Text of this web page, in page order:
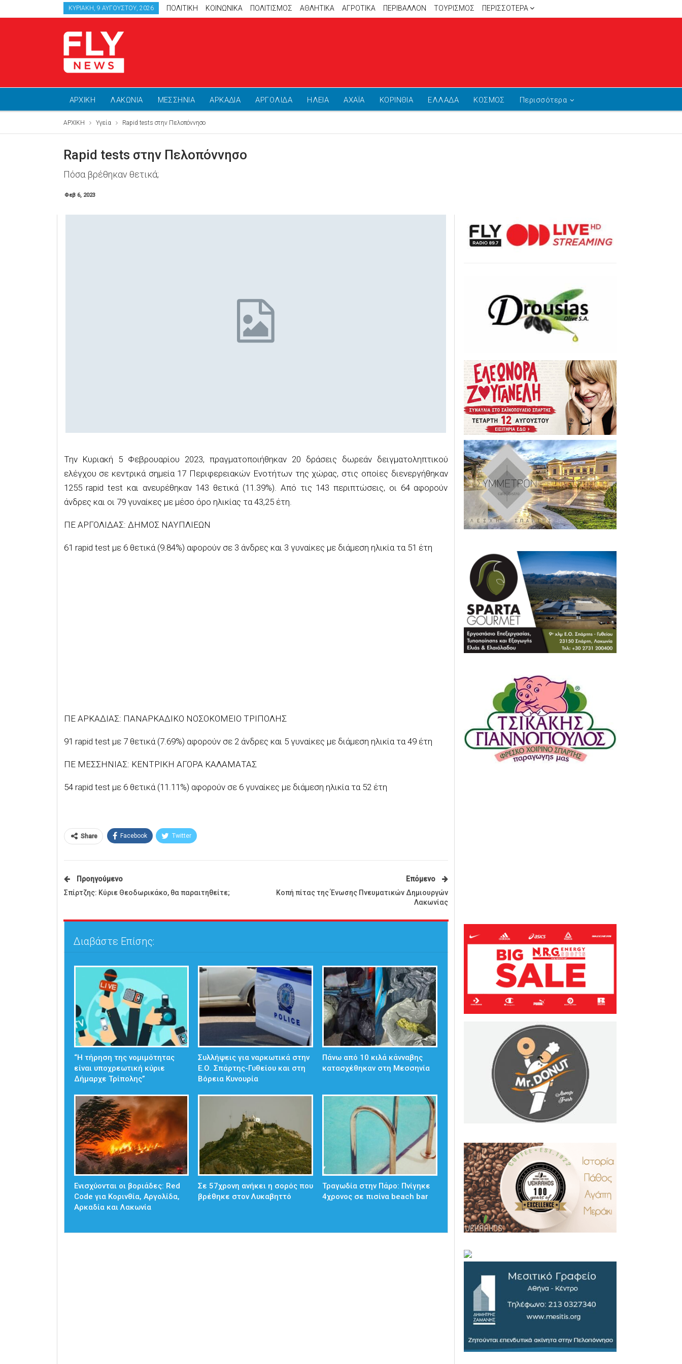
ΚΥΡΙΑΚΉ, 9 ΑΥΓΟΎΣΤΟΥ, 2026 ΠΟΛΙΤΙΚΗ ΚΟΙΝΩΝΙΚΑ ΠΟΛΙΤΙΣΜΟΣ ΑΘΛΗΤΙΚΆ ΑΓΡΟΤΙΚΑ ΠΕΡΙΒΑΛΛΟΝ ΤΟΥΡΙΣΜΟΣ ΠΕΡΙΣΣΌΤΕΡΑ
ΑΡΧΙΚΗ ΛΑΚΩΝΙΑ ΜΕΣΣΗΝΙΑ ΑΡΚΑΔΙΑ ΑΡΓΟΛΙΔΑ ΗΛΕΙΑ ΑΧΑΪΑ ΚΟΡΙΝΘΙΑ ΕΛΛΑΔΑ ΚΟΣΜΟΣ Περισσότερα
ΑΡΧΙΚΗ Υγεία Rapid tests στην Πελοπόννησο
Rapid tests στην Πελοπόννησο
Πόσα βρέθηκαν θετικά;
Φεβ 6, 2023
Την Κυριακή 5 Φεβρουαρίου 2023, πραγματοποιήθηκαν 20 δράσεις δωρεάν δειγματοληπτικού
ελέγχου σε κεντρικά σημεία 17 Περιφερειακών Ενοτήτων της χώρας, στις οποίες διενεργήθηκαν
1255 rapid test και ανευρέθηκαν 143 θετικά (11.39%). Από τις 143 περιπτώσεις, οι 64 αφορούν
άνδρες και οι 79 γυναίκες με μέσο όρο ηλικίας τα 43,25 έτη.
ΠΕ ΑΡΓΟΛΙΔΑΣ: ΔΗΜΟΣ ΝΑΥΠΛΙΕΩΝ
61 rapid test με 6 θετικά (9.84%) αφορούν σε 3 άνδρες και 3 γυναίκες με διάμεση ηλικία τα 51 έτη
ΠΕ ΑΡΚΑΔΙΑΣ: ΠΑΝΑΡΚΑΔΙΚΟ ΝΟΣΟΚΟΜΕΙΟ ΤΡΙΠΟΛΗΣ
91 rapid test με 7 θετικά (7.69%) αφορούν σε 2 άνδρες και 5 γυναίκες με διάμεση ηλικία τα 49 έτη
ΠΕ ΜΕΣΣΗΝΙΑΣ: ΚΕΝΤΡΙΚΗ ΑΓΟΡΑ ΚΑΛΑΜΑΤΑΣ
54 rapid test με 6 θετικά (11.11%) αφορούν σε 6 γυναίκες με διάμεση ηλικία τα 52 έτη
Share Facebook Twitter
Προηγούμενο
Σπίρτζης: Κύριε Θεοδωρικάκο, θα παραιτηθείτε;
Επόμενο
Κοπή πίτας της Ένωσης Πνευματικών Δημιουργών
Λακωνίας
Διαβάστε Επίσης:
“Η τήρηση της νομιμότητας
είναι υποχρεωτική κύριε
Δήμαρχε Τρίπολης”
Συλλήψεις για ναρκωτικά στην
Ε.Ο. Σπάρτης-Γυθείου και στη
Βόρεια Κυνουρία
Πάνω από 10 κιλά κάνναβης
κατασχέθηκαν στη Μεσσηνία
Ενισχύονται οι βοριάδες: Red
Code για Κορινθία, Αργολίδα,
Αρκαδία και Λακωνία
Σε 57χρονη ανήκει η σορός που
βρέθηκε στον Λυκαβηττό
Τραγωδία στην Πάρο: Πνίγηκε
4χρονος σε πισίνα beach bar